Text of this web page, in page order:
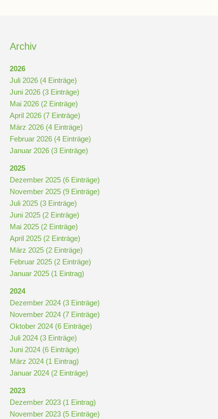
Kompetenzteam
Methodentraining
Bewegte
Pause
Unterricht
Vertretungsplan
Stundenraster
Realschulbildungsgang
Stufe
5
und
6
Stufe
8
Archiv
2026
Juli 2026 (4 Einträge)
Juni 2026 (3 Einträge)
Mai 2026 (2 Einträge)
April 2026 (7 Einträge)
März 2026 (4 Einträge)
Februar 2026 (4 Einträge)
Januar 2026 (3 Einträge)
2025
Dezember 2025 (6 Einträge)
November 2025 (9 Einträge)
Juli 2025 (3 Einträge)
Juni 2025 (2 Einträge)
Mai 2025 (2 Einträge)
April 2025 (2 Einträge)
März 2025 (2 Einträge)
Februar 2025 (2 Einträge)
Januar 2025 (1 Eintrag)
2024
Dezember 2024 (3 Einträge)
November 2024 (7 Einträge)
Oktober 2024 (6 Einträge)
Juli 2024 (3 Einträge)
Juni 2024 (6 Einträge)
März 2024 (1 Eintrag)
Januar 2024 (2 Einträge)
2023
Dezember 2023 (1 Eintrag)
November 2023 (5 Einträge)